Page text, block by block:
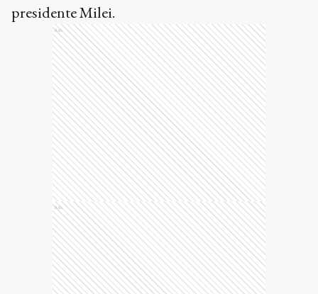
presidente Milei.
Ads
Ads